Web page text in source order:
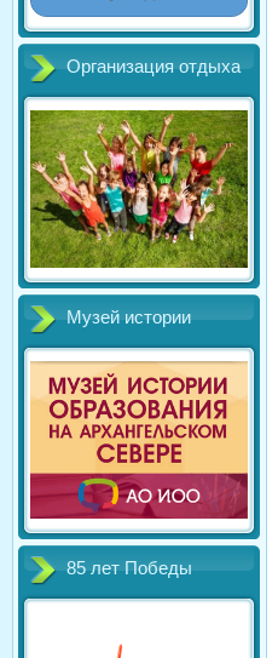
Организация отдыха
Музей истории
85 лет Победы